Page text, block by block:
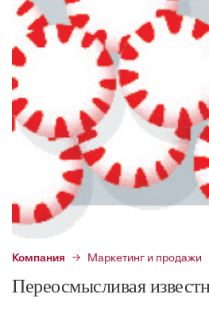
Компания Маркетинг и продажи
Переосмысливая